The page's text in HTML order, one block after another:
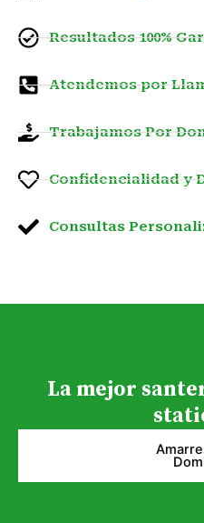
Resultados 100%
Atendemos por
Trabajamos Por
Confidencialidad y
Consultas
La mejor